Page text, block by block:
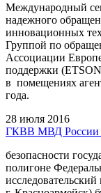
Международный
надежного
инновационных
Группой по
Ассоциации
поддержки
в помещениях
года.
28 июля 2016
ГКВВ МВД России
безопасности
полигоне